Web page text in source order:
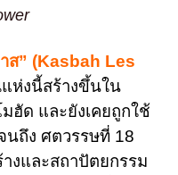
ส” (Kasbah Les
ห่งนี้สร้างขึ้นใน
ฮัด และยังเคยถูกใช้
นถึง ศตวรรษที่ 18
งและสถาปัตยกรรม